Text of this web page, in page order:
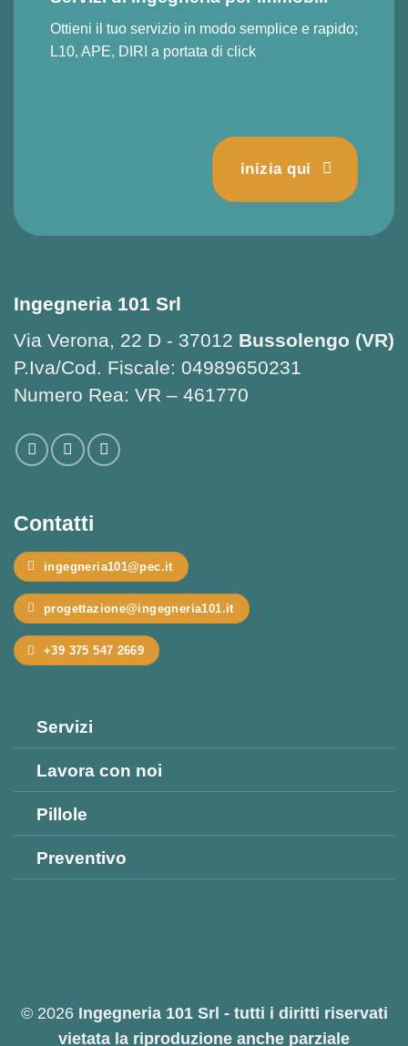
Ottieni il tuo servizio in modo semplice e rapido;
L10, APE, DIRI a portata di click
inizia qui
Ingegneria 101 Srl
Via Verona, 22 D - 37012 Bussolengo (VR)
P.Iva/Cod. Fiscale: 04989650231
Numero Rea: VR – 461770
Contatti
ingegneria101@pec.it
progettazione@ingegneria101.it
+39 375 547 2669
Servizi
Lavora con noi
Pillole
Preventivo
© 2026 Ingegneria 101 Srl - tutti i diritti riservati
vietata la riproduzione anche parziale